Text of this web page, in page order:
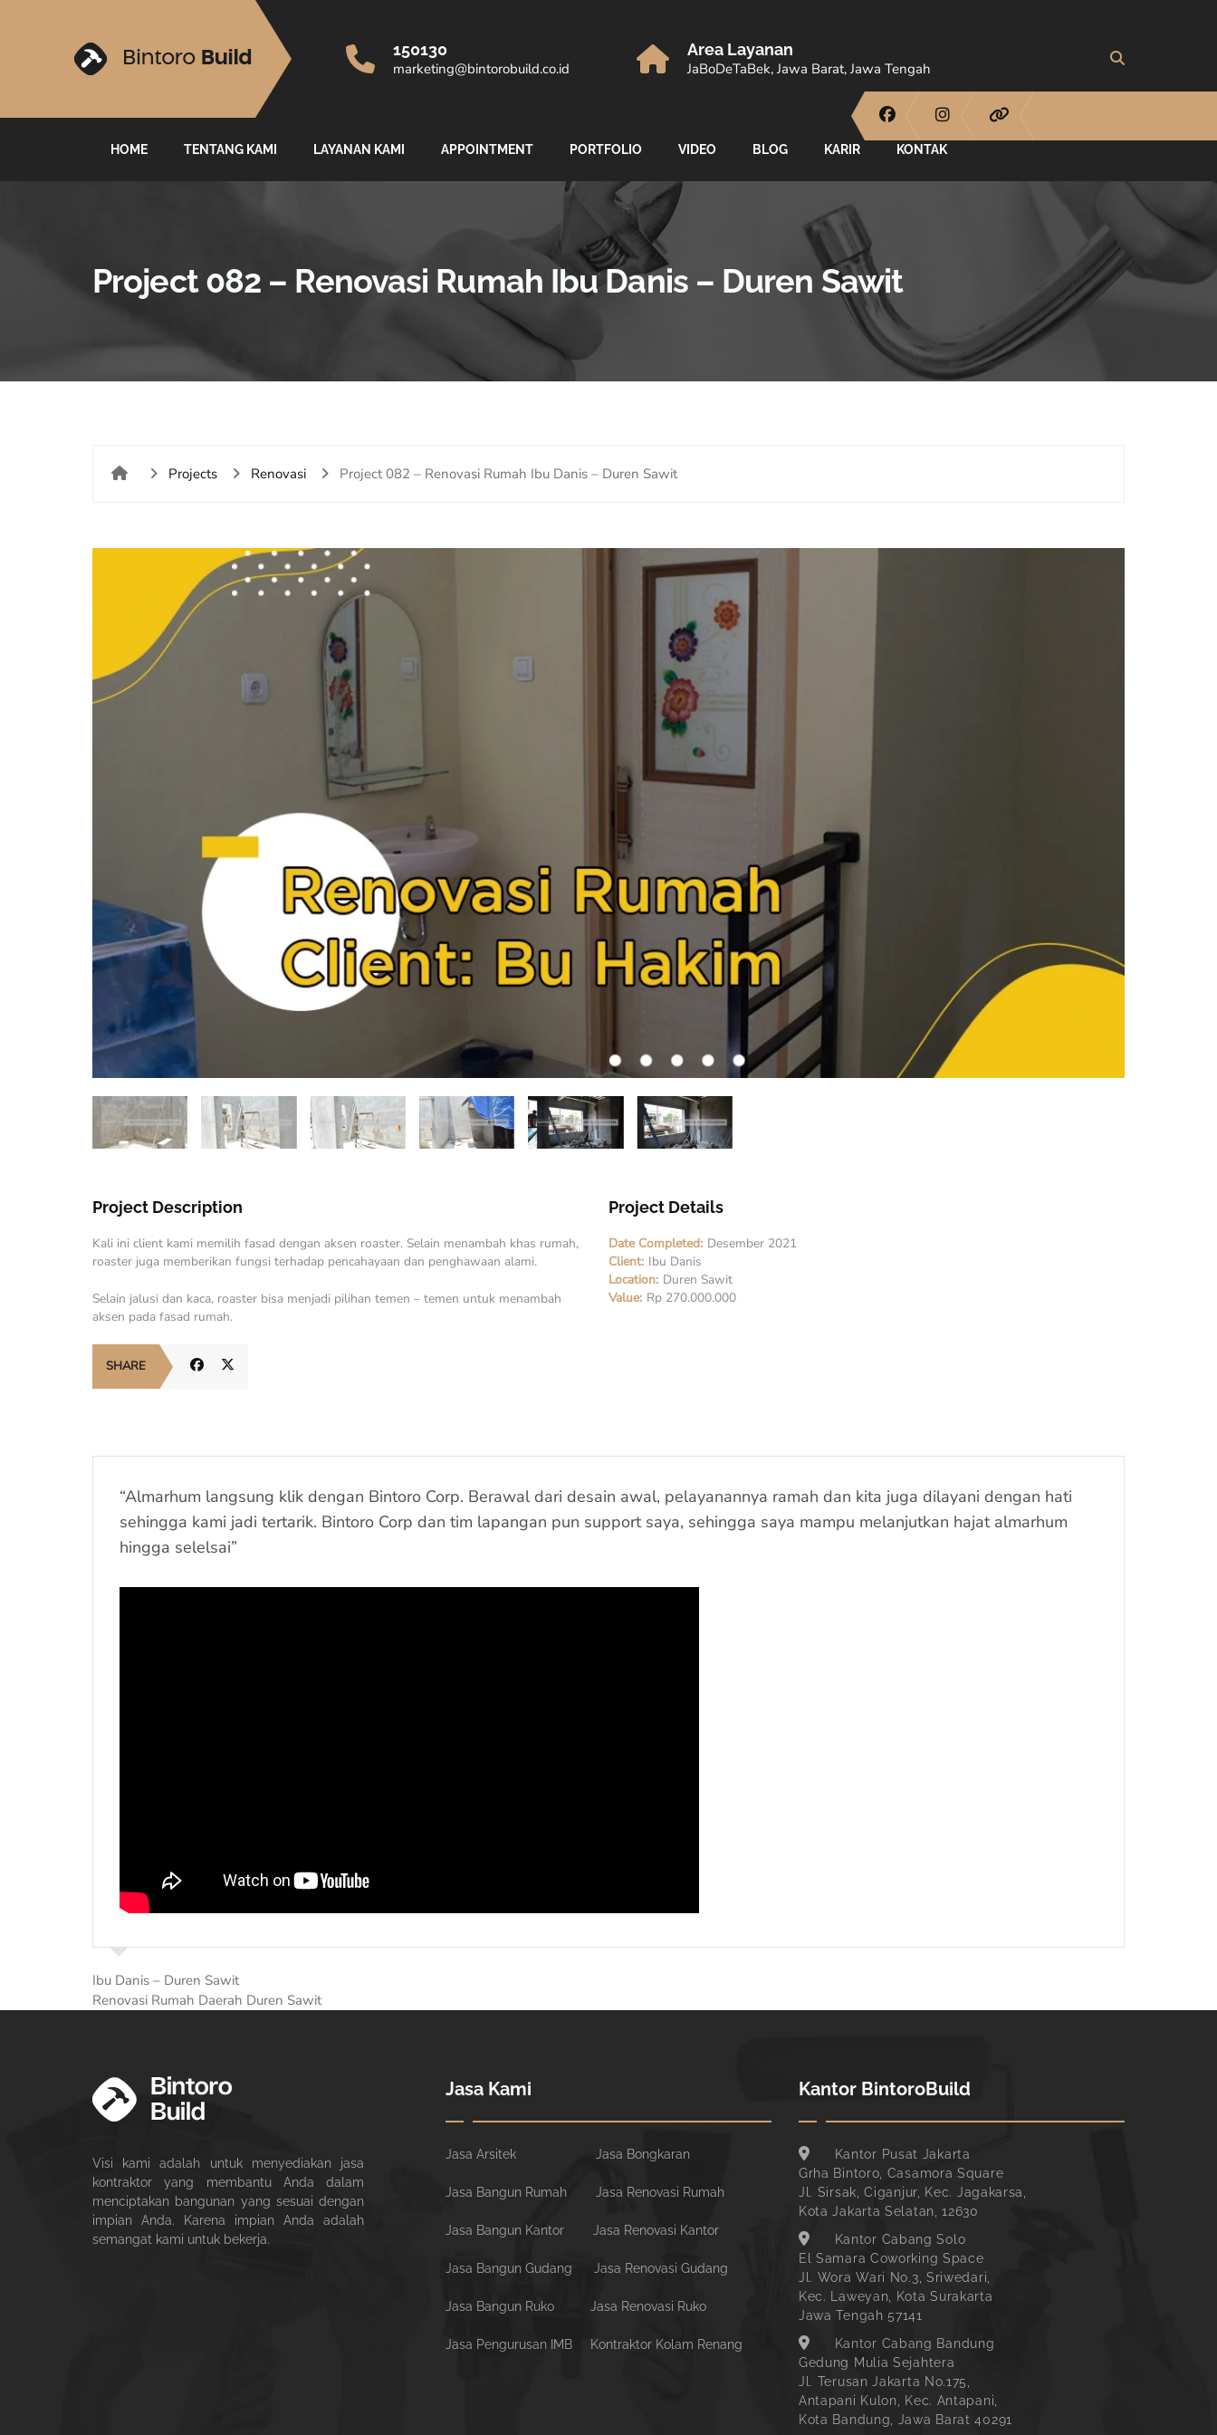
150130
marketing@bintorobuild.co.id
Area Layanan
JaBoDeTaBek, Jawa Barat, Jawa Tengah
HOME TENTANG KAMI LAYANAN KAMI APPOINTMENT PORTFOLIO VIDEO BLOG KARIR KONTAK
Project 082 – Renovasi Rumah Ibu Danis – Duren Sawit
Projects Renovasi Project 082 – Renovasi Rumah Ibu Danis – Duren Sawit
Project Description
Kali ini client kami memilih fasad dengan aksen roaster. Selain menambah khas rumah,
roaster juga memberikan fungsi terhadap pencahayaan dan penghawaan alami.
Selain jalusi dan kaca, roaster bisa menjadi pilihan temen – temen untuk menambah
aksen pada fasad rumah.
Project Details
Date Completed: Desember 2021
Client: Ibu Danis
Location: Duren Sawit
Value: Rp 270.000.000
SHARE
“Almarhum langsung klik dengan Bintoro Corp. Berawal dari desain awal, pelayanannya ramah dan kita juga dilayani dengan hati
sehingga kami jadi tertarik. Bintoro Corp dan tim lapangan pun support saya, sehingga saya mampu melanjutkan hajat almarhum
hingga selelsai”
Ibu Danis – Duren Sawit
Renovasi Rumah Daerah Duren Sawit
Visi kami adalah untuk menyediakan jasa
kontraktor yang membantu Anda dalam
menciptakan bangunan yang sesuai dengan
impian Anda. Karena impian Anda adalah
semangat kami untuk bekerja.
Jasa Kami
Jasa Arsitek Jasa Bongkaran
Jasa Bangun Rumah Jasa Renovasi Rumah
Jasa Bangun Kantor Jasa Renovasi Kantor
Jasa Bangun Gudang Jasa Renovasi Gudang
Jasa Bangun Ruko Jasa Renovasi Ruko
Jasa Pengurusan IMB Kontraktor Kolam Renang
Kantor BintoroBuild
Kantor Pusat Jakarta
Grha Bintoro, Casamora Square
Jl. Sirsak, Ciganjur, Kec. Jagakarsa,
Kota Jakarta Selatan, 12630
Kantor Cabang Solo
El Samara Coworking Space
Jl. Wora Wari No.3, Sriwedari,
Kec. Laweyan, Kota Surakarta
Jawa Tengah 57141
Kantor Cabang Bandung
Gedung Mulia Sejahtera
Jl. Terusan Jakarta No.175,
Antapani Kulon, Kec. Antapani,
Kota Bandung, Jawa Barat 40291